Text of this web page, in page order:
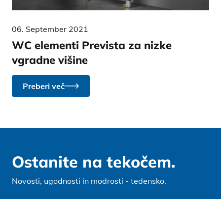
06. September 2021
WC elementi Prevista za nizke
vgradne višine
Preberi več
Ostanite na tekočem.
Novosti, ugodnosti in modrosti - tedensko.